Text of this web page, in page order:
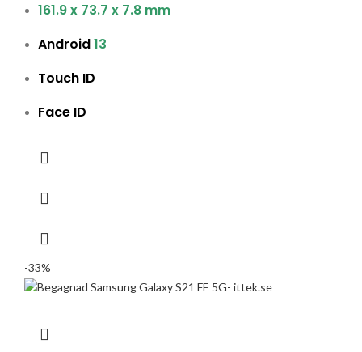
161.9 x 73.7 x 7.8 mm
Android13
Touch ID
Face ID
-33%